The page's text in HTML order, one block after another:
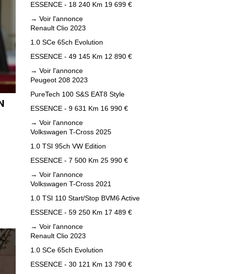
ESSENCE - 18 240 Km 19 699 €
→ Voir l'annonce
Renault Clio 2023
1.0 SCe 65ch Evolution
ESSENCE - 49 145 Km 12 890 €
→ Voir l'annonce
Peugeot 208 2023
PureTech 100 S&S EAT8 Style
ESSENCE - 9 631 Km 16 990 €
→ Voir l'annonce
Volkswagen T-Cross 2025
1.0 TSI 95ch VW Edition
ESSENCE - 7 500 Km 25 990 €
→ Voir l'annonce
Volkswagen T-Cross 2021
1.0 TSI 110 Start/Stop BVM6 Active
ESSENCE - 59 250 Km 17 489 €
→ Voir l'annonce
Renault Clio 2023
1.0 SCe 65ch Evolution
ESSENCE - 30 121 Km 13 790 €